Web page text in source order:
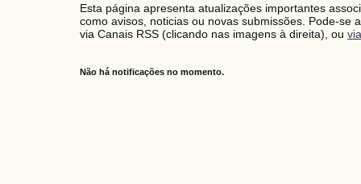
Esta página apresenta atualizações importantes
como avisos, noticias ou novas submissões. Pode-se
via Canais RSS (clicando nas imagens à direita), ou
Não há notificações no momento.